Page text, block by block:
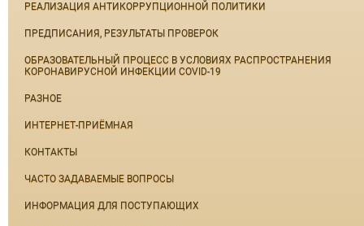
РЕАЛИЗАЦИЯ АНТИКОРРУПЦИОННОЙ ПОЛИТИКИ
ПРЕДПИСАНИЯ, РЕЗУЛЬТАТЫ ПРОВЕРОК
ОБРАЗОВАТЕЛЬНЫЙ ПРОЦЕСС В УСЛОВИЯХ РАСПРОСТРАНЕНИЯ
КОРОНАВИРУСНОЙ ИНФЕКЦИИ COVID-19
РАЗНОЕ
ИНТЕРНЕТ-ПРИЁМНАЯ
КОНТАКТЫ
ЧАСТО ЗАДАВАЕМЫЕ ВОПРОСЫ
ИНФОРМАЦИЯ ДЛЯ ПОСТУПАЮЩИХ